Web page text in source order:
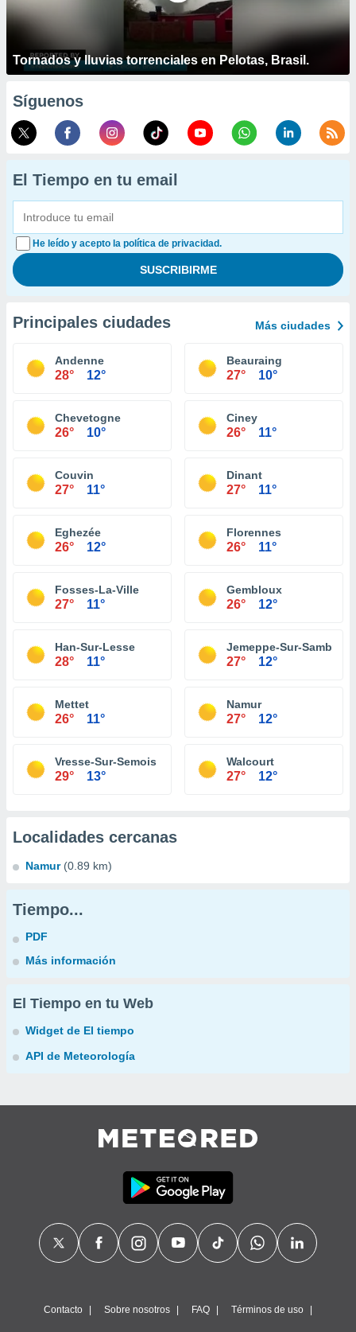
Tornados y lluvias torrenciales en Pelotas, Brasil.
Síguenos
El Tiempo en tu email
He leído y acepto la política de privacidad.
Principales ciudades Más ciudades
Andenne
28° 12°
Beauraing
27° 10°
Chevetogne
26° 10°
Ciney
26° 11°
Couvin
27° 11°
Dinant
27° 11°
Eghezée
26° 12°
Florennes
26° 11°
Fosses-La-Ville
27° 11°
Gembloux
26° 12°
Han-Sur-Lesse
28° 11°
Jemeppe-Sur-Sambre
27° 12°
Mettet
26° 11°
Namur
27° 12°
Vresse-Sur-Semois
29° 13°
Walcourt
27° 12°
Localidades cercanas
Namur (0.89 km)
Tiempo...
PDF
Más información
El Tiempo en tu Web
Widget de El tiempo
API de Meteorología
Contacto Sobre nosotros FAQ Términos de uso